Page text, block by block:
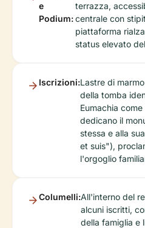
e
Podium:
terrazza,
centrale con
piattaforma
status elevato
Iscrizioni:Lastre di
della tomba
Eumachia
dedicano il
stessa e alla
et suis"),
l'orgoglio
Columelli:All'interno del
alcuni iscritti,
della famiglia e